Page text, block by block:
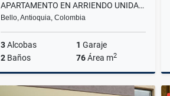
APARTAMENTO EN ARRIENDO UNIDAD DISTRITO PLAZA, BELLO
Bello, Antioquia, Colombia
3Alcobas 1 Garaje
2 Baños 76Área m2
Alquiler